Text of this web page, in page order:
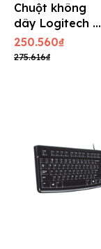
Chuột không
dây Logitech M
171
250.560₫
275.616₫